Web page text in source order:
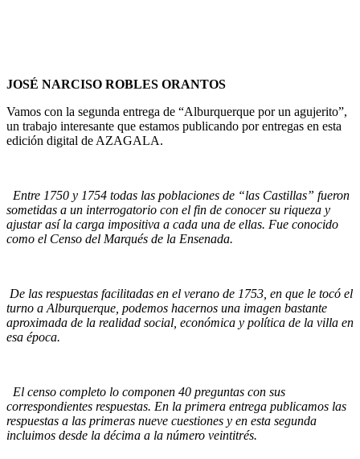
JOSÉ NARCISO ROBLES ORANTOS
Vamos con la segunda entrega de “Alburquerque por un agujerito”,
un trabajo interesante que estamos publicando por entregas en esta
edición digital de AZAGALA.
Entre 1750 y 1754 todas las poblaciones de “las Castillas” fueron
sometidas a un interrogatorio con el fin de conocer su riqueza y
ajustar así la carga impositiva a cada una de ellas. Fue conocido
como el Censo del Marqués de la Ensenada.
De las respuestas facilitadas en el verano de 1753, en que le tocó el
turno a Alburquerque, podemos hacernos una imagen bastante
aproximada de la realidad social, económica y política de la villa en
esa época.
El censo completo lo componen 40 preguntas con sus
correspondientes respuestas. En la primera entrega publicamos las
respuestas a las primeras nueve cuestiones y en esta segunda
incluimos desde la décima a la número veintitrés.